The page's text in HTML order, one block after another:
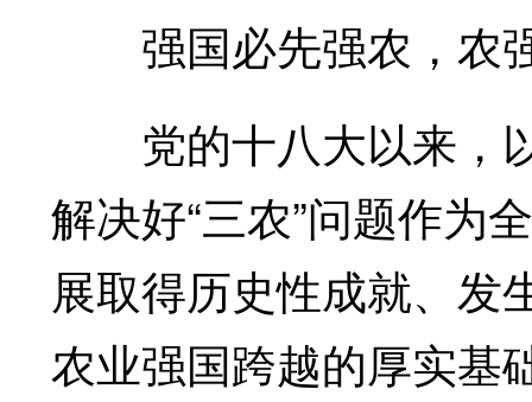
强国必先强农，农
党的十八大以来，
解决好“三农”问题作为
展取得历史性成就、发
农业强国跨越的厚实基